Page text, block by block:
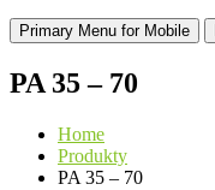
Primary Menu for Mobile
PA 35 – 70
Home
Produkty
PA 35 – 70